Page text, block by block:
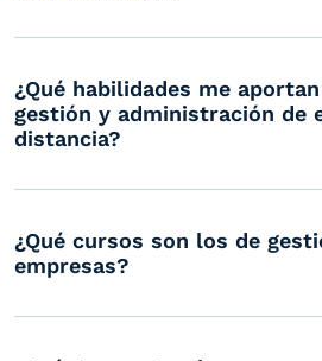
¿Qué habilidades me
gestión y administración de
distancia?
¿Qué cursos son los de
empresas?